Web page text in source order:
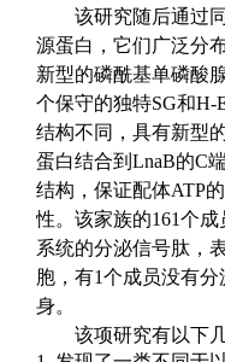
该研究随后通过
源蛋白，它们广泛分
新型的磷酰基单磷酸
个保守的独特SG和H-
结构不同，具有新型
蛋白结合到LnaB的C
结构，保证配体ATP
性。该家族的161个成
系统的分泌信号肽，
胞，有1个成员没有分
身。
该项研究有以下